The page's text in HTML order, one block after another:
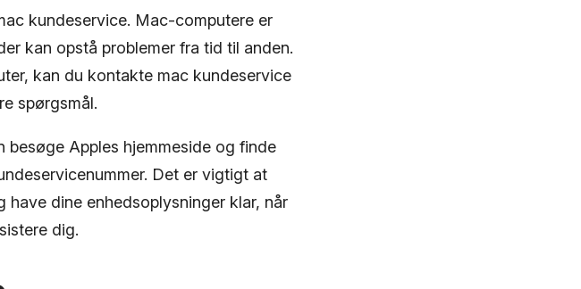
kundeservice. Mac-computere er
kan opstå problemer fra tid til anden.
kan du kontakte mac kundeservice
spørgsmål.
Apples hjemmeside og finde
Det er vigtigt at
dine enhedsoplysninger klar, når
dig.